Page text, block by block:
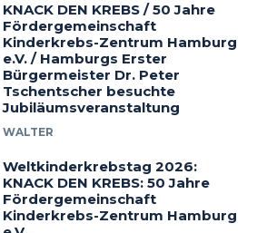
KNACK DEN KREBS / 50 Jahre
Fördergemeinschaft
Kinderkrebs-Zentrum Hamburg
e.V. / Hamburgs Erster
Bürgermeister Dr. Peter
Tschentscher besuchte
Jubiläumsveranstaltung
WALTER
Weltkinderkrebstag 2026:
KNACK DEN KREBS: 50 Jahre
Fördergemeinschaft
Kinderkrebs-Zentrum Hamburg